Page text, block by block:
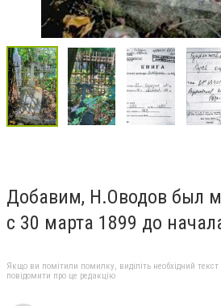
Добавим, Н.Оводов был
с 30 марта 1899 до
Якщо ви помітили помилку, виділіть необхідний
повідомити про це редакцію